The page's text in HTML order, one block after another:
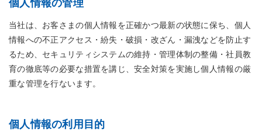
個人情報の管理
当社は、お客さまの個人情報を正確かつ最新の状態に保ち、個人
情報への不正アクセス・紛失・破損・改ざん・漏洩などを防止す
るため、セキュリティシステムの維持・管理体制の整備・社員教
育の徹底等の必要な措置を講じ、安全対策を実施し個人情報の厳
重な管理を行ないます。
個人情報の利用目的